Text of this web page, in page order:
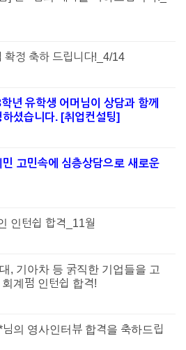
확정 축하 드립니다!_4/14
년 유학생 어머님이 상담과 함께
셨습니다. [취업컨설팅]
고민속에 심층상담으로 새로운
인턴쉽 합격_11월
, 기아차 등 굵직한 기업들을 고
계펌 인턴쉽 합격!
의 영사인터뷰 합격을 축하드립